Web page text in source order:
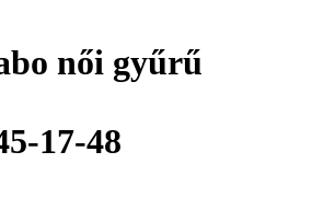
női gyűrű
17-48